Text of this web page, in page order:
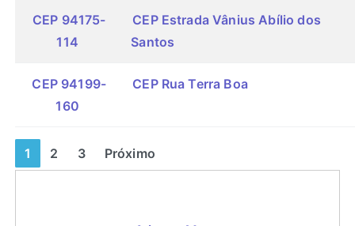
CEP 94175-
114
CEP Estrada Vânius Abílio dos
Santos
CEP 94199-
160
CEP Rua Terra Boa
1 2 3 Próximo